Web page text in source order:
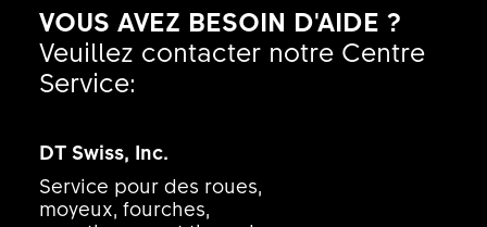
100 mm
MATÉRIAUX DU LEVIER
None
RWS 10 ALU Ø12X138.7/M12X1.00X11 PI RO
QUANTITÉ
VOUS AVEZ BESOIN D'AIDE ?
Veuillez contacter notre Centre
Service:
DT Swiss, Inc.
Service pour des roues,
moyeux, fourches,